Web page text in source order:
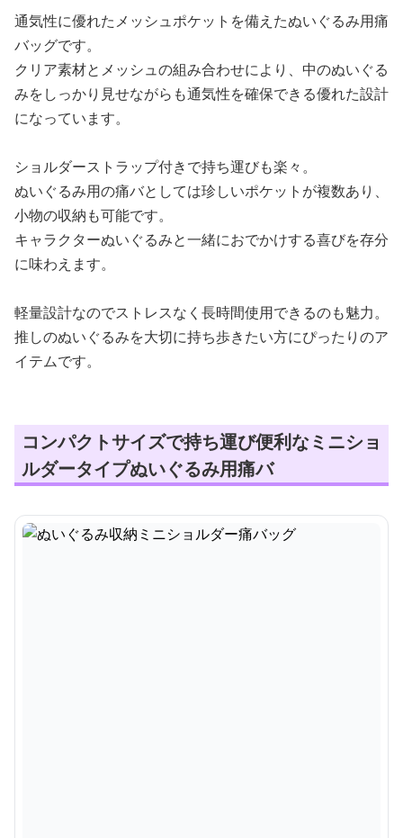
通気性に優れたメッシュポケットを備えたぬいぐるみ用痛
バッグです。
クリア素材とメッシュの組み合わせにより、中のぬいぐる
みをしっかり見せながらも通気性を確保できる優れた設計
になっています。
ショルダーストラップ付きで持ち運びも楽々。
ぬいぐるみ用の痛バとしては珍しいポケットが複数あり、
小物の収納も可能です。
キャラクターぬいぐるみと一緒におでかけする喜びを存分
に味わえます。
軽量設計なのでストレスなく長時間使用できるのも魅力。
推しのぬいぐるみを大切に持ち歩きたい方にぴったりのア
イテムです。
コンパクトサイズで持ち運び便利なミニショ
ルダータイプぬいぐるみ用痛バ